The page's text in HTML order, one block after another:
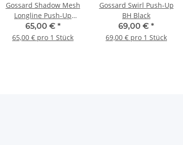
Gossard Shadow Mesh
Longline Push-Up
Black/Grey
65,00 € *
65,00 € pro 1 Stück
Gossard Swirl Push-Up
BH Black
69,00 € *
69,00 € pro 1 Stück